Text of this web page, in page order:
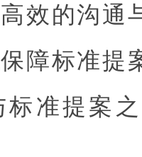
效的沟通
障标准提
标准提案